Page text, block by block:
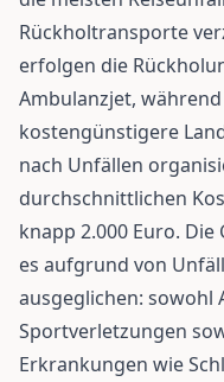
Rückholtransporte
erfolgen die
Ambulanzjet,
kostengünstigere
nach Unfällen
durchschnittlichen
knapp 2.000 Euro.
es aufgrund von
ausgeglichen: sowohl
Sportverletzungen
Erkrankungen wie